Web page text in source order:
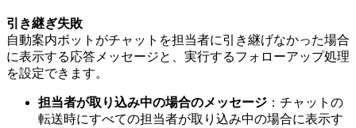
引き継ぎ失敗
自動案内ボットがチャットを担当者に引き継げなかった場合
に表示する応答メッセージと、実行するフォローアップ処理
を設定できます。
担当者が取り込み中の場合のメッセージ ：チャットの
転送時にすべての担当者が取り込み中の場合に表示す